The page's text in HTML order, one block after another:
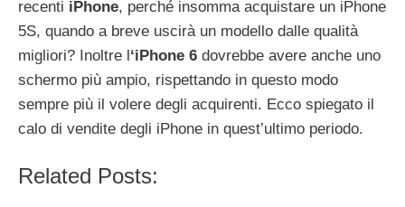
recenti iPhone, perché insomma acquistare un iPhone
5S, quando a breve uscirà un modello dalle qualità
migliori? Inoltre l‘iPhone 6 dovrebbe avere anche uno
schermo più ampio, rispettando in questo modo
sempre più il volere degli acquirenti. Ecco spiegato il
calo di vendite degli iPhone in quest’ultimo periodo.
Related Posts: